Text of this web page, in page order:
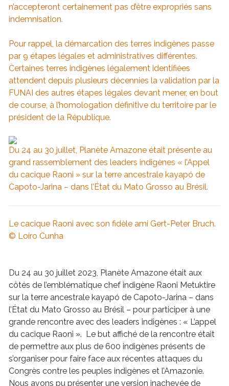
n’accepteront certainement pas d’être expropriés sans
indemnisation.
Pour rappel, la démarcation des terres indigènes passe
par 9 étapes légales et administratives différentes.
Certaines terres indigènes légalement identifiées
attendent depuis plusieurs décennies la validation par la
FUNAI des autres étapes légales devant mener, en bout
de course, à l’homologation définitive du territoire par le
président de la République.
Du 24 au 30 juillet, Planète Amazone était présente au
grand rassemblement des leaders indigènes « l’Appel
du cacique Raoni » sur la terre ancestrale kayapó de
Capoto-Jarina – dans l’État du Mato Grosso au Brésil.
Le cacique Raoni avec son fidèle ami Gert-Peter Bruch.
© Loiro Cunha
Du 24 au 30 juillet 2023, Planète Amazone était aux
côtés de l’emblématique chef indigène Raoni Metuktire
sur la terre ancestrale kayapó de Capoto-Jarina – dans
l’État du Mato Grosso au Brésil – pour participer à une
grande rencontre avec des leaders indigènes : « L’appel
du cacique Raoni ». Le but affiché de la rencontre était
de permettre aux plus de 600 indigènes présents de
s’organiser pour faire face aux récentes attaques du
Congrès contre les peuples indigènes et l’Amazonie.
Nous avons pu présenter une version inachevée de